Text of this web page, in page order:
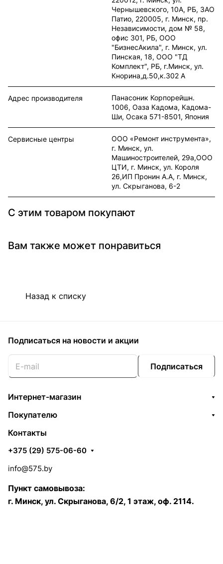
Чернышевского, 10А, РБ, ЗАО
Патио, 220005, г. Минск, пр.
Независимости, дом № 58,
офис 301, РБ, ООО
"БизнесАкила", г. Минск, ул.
Пинская, 18, ООО "ТД
Комплект", РБ, г.Минск, ул.
Кнорина,д.50,к.302 А
Адрес производителя
Панасоник Корпорейшн.
1006, Оаза Кадома, Кадома-
Ши, Осака 571-8501, Япония
Сервисные центры
ООО «Ремонт инструмента»,
г. Минск, ул.
Машиностроителей, 29а,ООО
ЦТИ, г. Минск, ул. Короля
26,ИП Пронин А.А, г. Минск,
ул. Скрыганова, 6-2
С этим товаром покупают
Вам также может понравиться
Назад к списку
Подписаться на новости и акции
Подписаться
Интернет-магазин
Покупателю
Контакты
+375 (29) 575-06-60
info@575.by
Пункт самовывоза:
г. Минск, ул. Скрыганова, 6/2, 1 этаж, оф. 2114.